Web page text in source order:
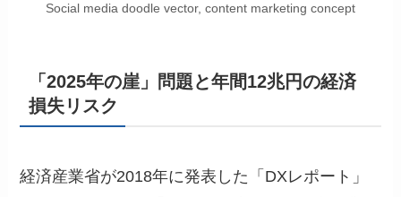
Social media doodle vector, content marketing concept
「2025年の崖」問題と年間12兆円の経済
損失リスク
経済産業省が2018年に発表した「DXレポート」